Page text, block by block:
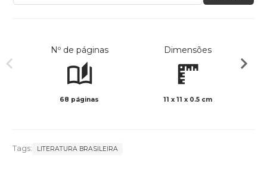
Nº de páginas
68 páginas
Dimensões
11 x 11 x 0.5 cm
Tags: LITERATURA BRASILEIRA